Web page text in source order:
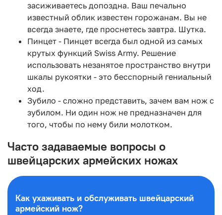
засиживаетесь допоздна. Ваш печально
известный облик известен горожанам. Вы не
всегда знаете, где проснетесь завтра. Шутка.
Пинцет - Пинцет всегда был одной из самых
крутых функций Swiss Army. Решение
использовать незанятое пространство внутри
шкалы рукоятки - это бесспорный гениальный
ход.
Зубило - сложно представить, зачем вам нож с
зубилом. Ни один нож не предназначен для
того, чтобы по нему били молотком.
Часто задаваемые вопросы о
швейцарских армейских ножах
Как ухаживать и обслуживать швейцарский
армейский нож?